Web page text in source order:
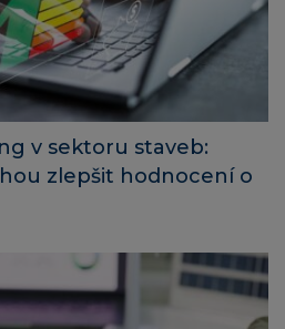
v sektoru staveb:
zlepšit hodnocení o